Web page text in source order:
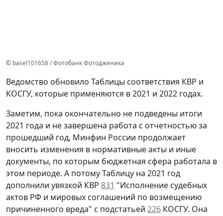
© basel101658 / Фотобанк Фотодженика
Ведомство обновило Таблицы соответствия КВР и
КОСГУ, которые применяются в 2021 и 2022 годах.
Заметим, пока окончательно не подведены итоги
2021 года и не завершена работа с отчетностью за
прошедший год, Минфин России продолжает
вносить изменения в нормативные акты и иные
документы, по которым бюджетная сфера работала в
этом периоде. А потому Таблицу на 2021 год
дополнили увязкой КВР 831 "Исполнение судебных
актов РФ и мировых соглашений по возмещению
причиненного вреда" с подстатьей 226 КОСГУ. Она